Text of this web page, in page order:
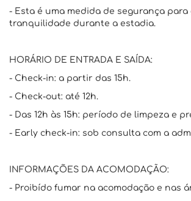
- Esta é uma medida de segurança
tranquilidade durante a estadia.
HORÁRIO DE ENTRADA E SAÍDA:
- Check-in: a partir das 15h.
- Check-out: até 12h.
- Das 12h às 15h: período de limpeza e
- Early check-in: sob consulta com a
INFORMAÇÕES DA ACOMODAÇÃO:
- Proibído fumar na acomodação e nas